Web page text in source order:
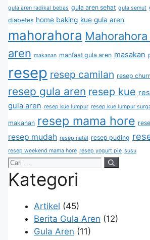
gula aren radikal bebas gula aren sehat gula semut
diabetes home baking kue gula aren
mahorahora Mahorahora
aren makanan manfaat gula aren masakan
resep resep camilan resep
resep gula aren resep kue
gula aren resep kue lumpur resep kue lumpur
makanan resep mama hore
resep mudah resep natal resep puding
resep weekend mama hore resep yogurt pie susu
Kategori
Artikel (45)
Berita Gula Aren (12)
Gula Aren (11)